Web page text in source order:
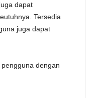
dapat
Tersedia
juga dapat
dengan